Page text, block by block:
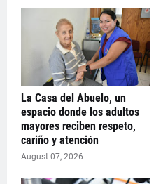
La Casa del Abuelo, un
espacio donde los adultos
mayores reciben respeto,
cariño y atención
August 07, 2026